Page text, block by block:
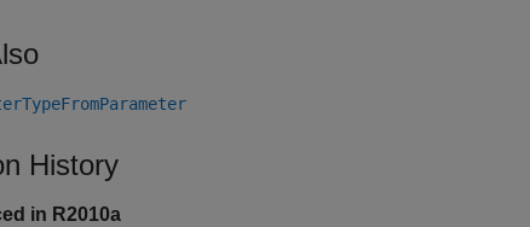
History
in R2010a